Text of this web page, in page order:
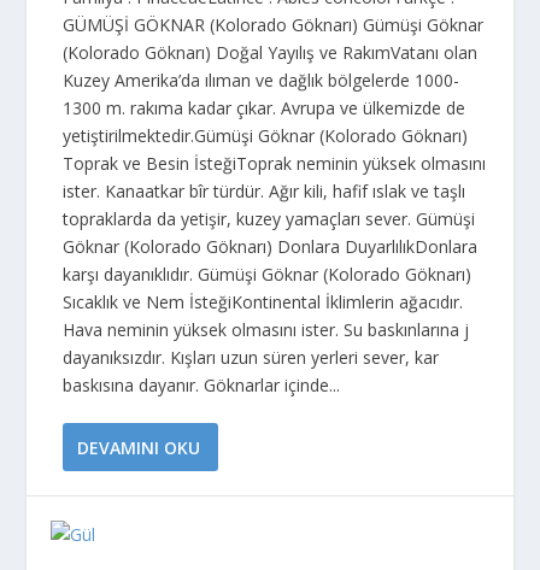
GÜMÜŞİ GÖKNAR (Kolorado Göknarı) Gümüşi Göknar
(Kolorado Göknarı) Doğal Yayılış ve RakımVatanı olan
Kuzey Amerika’da ılıman ve dağlık bölgelerde 1000-
1300 m. rakıma kadar çıkar. Avrupa ve ülkemizde de
yetiştirilmektedir.Gümüşi Göknar (Kolorado Göknarı)
Toprak ve Besin İsteğiToprak neminin yüksek olmasını
ister. Kanaatkar bîr türdür. Ağır kili, hafif ıslak ve taşlı
topraklarda da yetişir, kuzey yamaçları sever. Gümüşi
Göknar (Kolorado Göknarı) Donlara DuyarlılıkDonlara
karşı dayanıklıdır. Gümüşi Göknar (Kolorado Göknarı)
Sıcaklık ve Nem İsteğiKontinental İklimlerin ağacıdır.
Hava neminin yüksek olmasını ister. Su baskınlarına j
dayanıksızdır. Kışları uzun süren yerleri sever, kar
baskısına dayanır. Göknarlar içinde...
DEVAMINI OKU